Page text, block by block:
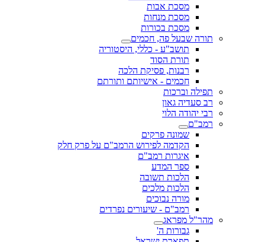
מסכת אבות
מסכת מנחות
מסכת בכורות
תורה שבעל פה, חכמים
תושב"ע - כללי, היסטוריה
תורת הסוד
רבנות, פסיקת הלכה
חכמים - אישיותם ותורתם
תפילה וברכות
רב סעדיה גאון
רבי יהודה הלוי
רמב"ם
שמונה פרקים
הקדמה לפירוש הרמב"ם על פרק חלק
איגרות רמב"ם
ספר המדע
הלכות תשובה
הלכות מלכים
מורה נבוכים
רמב"ם - שיעורים נפרדים
מהר"ל מפראג
גבורות ה'